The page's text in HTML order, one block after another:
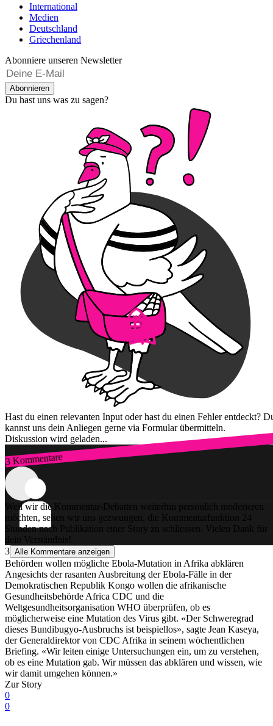
International
Medien
Deutschland
Griechenland
Abonniere unseren Newsletter
Abonnieren
Du hast uns was zu sagen?
Hast du einen relevanten Input oder hast du einen Fehler entdeckt?
kannst uns dein Anliegen gerne via Formular übermitteln.
Diskussion wird geladen...
3 Kommentare
Zum Login
Weil wir die Kommentar-Debatten weiterhin persönlich moderieren
möchten, sehen wir uns gezwungen, die Kommentarfunktion 24
Stunden nach Publikation einer Story zu schliessen. Vielen Dank für
dein Verständnis!
3 Alle Kommentare anzeigen
Behörden wollen mögliche Ebola-Mutation in Afrika abklären
Angesichts der rasanten Ausbreitung der Ebola-Fälle in der
Demokratischen Republik Kongo wollen die afrikanische
Gesundheitsbehörde Africa CDC und die
Weltgesundheitsorganisation WHO überprüfen, ob es
möglicherweise eine Mutation des Virus gibt. «Der Schweregrad
dieses Bundibugyo-Ausbruchs ist beispiellos», sagte Jean Kaseya,
der Generaldirektor von CDC Afrika in seinem wöchentlichen
Briefing. «Wir leiten einige Untersuchungen ein, um zu verstehen,
ob es eine Mutation gab. Wir müssen das abklären und wissen, wie
wir damit umgehen können.»
Zur Story
0
0